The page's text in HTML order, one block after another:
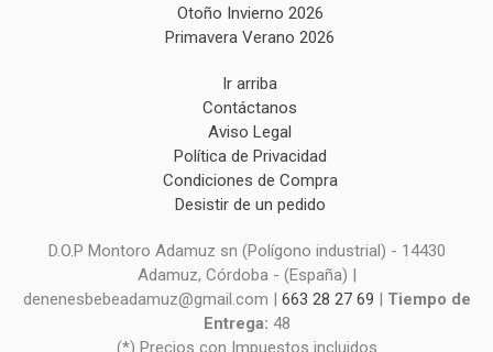
Otoño Invierno 2026
Primavera Verano 2026
Ir arriba
Contáctanos
Aviso Legal
Política de Privacidad
Condiciones de Compra
Desistir de un pedido
D.O.P Montoro Adamuz sn (Polígono industrial) - 14430
Adamuz, Córdoba - (España) |
denenesbebeadamuz@gmail.com | 663 28 27 69 | Tiempo de
Entrega: 48
(*) Precios con Impuestos incluidos